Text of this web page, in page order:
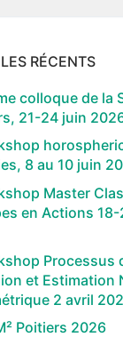
RÉCENTS
colloque de la
21-24 juin
8 au 10 juin
Master
en Actions 18-
Processus
et Estimation
2 avril
Poitiers 2026